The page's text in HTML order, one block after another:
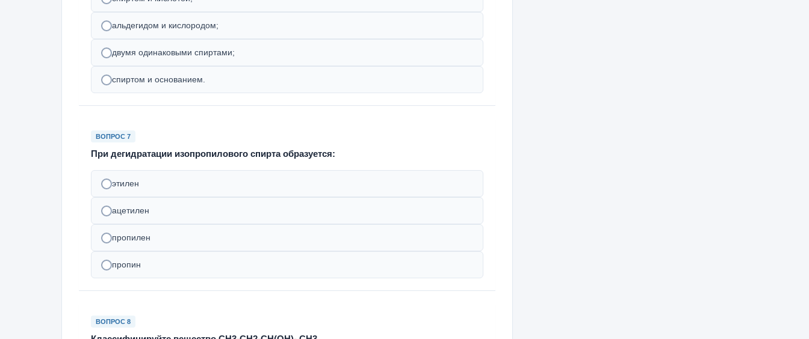
альдегидом и кислородом;
двумя одинаковыми спиртами;
спиртом и основанием.
ВОПРОС 7
При дегидратации изопропилового спирта образуется:
этилен
ацетилен
пропилен
пропин
ВОПРОС 8